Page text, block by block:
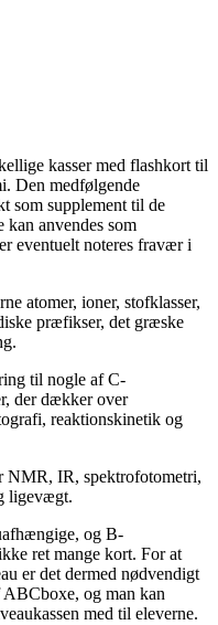
kasser med flashkort til
Den medfølgende
som supplement til de
kan anvendes som
eventuelt noteres fravær i
atomer, ioner, stofklasser,
præfikser, det græske
til nogle af C-
der dækker over
reaktionskinetik og
NMR, IR, spektrofotometri,
ligevægt.
og B-
ret mange kort. For at
er det dermed nødvendigt
ABCboxe, og man kan
med til eleverne.